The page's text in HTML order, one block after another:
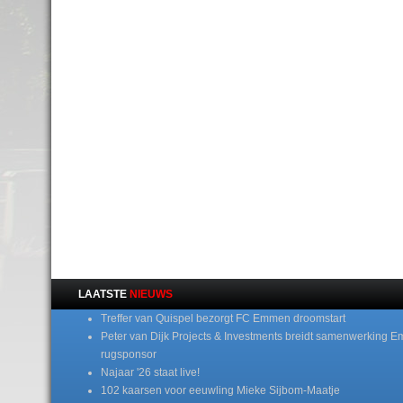
LAATSTE NIEUWS
Treffer van Quispel bezorgt FC Emmen droomstart
Peter van Dijk Projects & Investments breidt samenwerking
rugsponsor
Najaar '26 staat live!
102 kaarsen voor eeuwling Mieke Sijbom-Maatje